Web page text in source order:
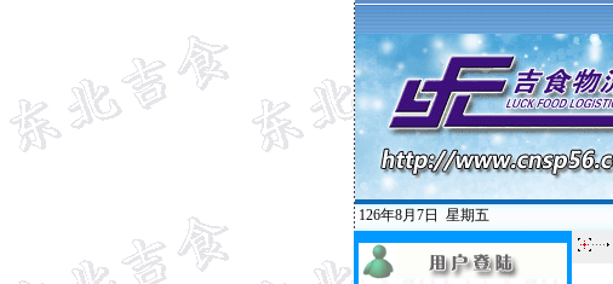
126年8月7日 星期五